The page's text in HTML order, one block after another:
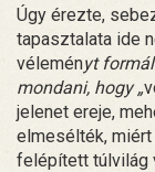
Úgy érezte,
tapasztalata ide
véleményt
mondani, hogy „
jelenet ereje,
elmesélték,
felépített túlvilág